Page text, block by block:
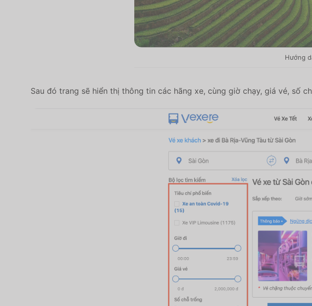
Hướng
Sau đó trang sẽ hiển thị thông tin các hãng xe, cùng giờ chạy, giá vé, số